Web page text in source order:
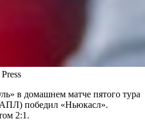
в домашнем матче пятого тура
победил «Ньюкасл».
2:1.